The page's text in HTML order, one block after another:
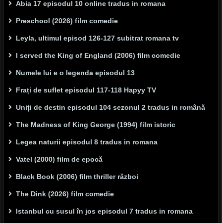
Abia 17 episodul 10 online tradus in romana
Preschool (2026) film comedie
Leyla, ultimul episod 126-127 subitrat romana tv
I served the King of England (2006) film comedie
Numele lui e o legenda episodul 13
Frați de suflet episodul 117-118 Hapyy TV
Uniți de destin episodul 104 sezonul 2 tradus in română
The Madness of King George (1994) film istoric
Legea naturii episodul 8 tradus in romana
Vatel (2000) film de epocă
Black Book (2006) film thriller război
The Dink (2026) film comedie
Istanbul cu susul în jos episodul 7 tradus in romana